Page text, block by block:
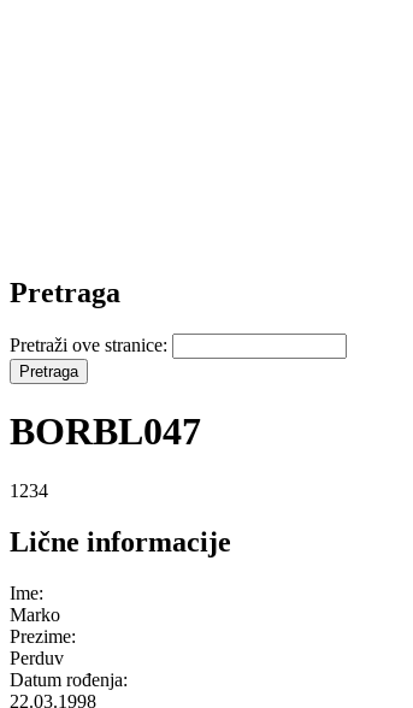
Pretraga
Pretraži ove stranice:
BORBL047
1234
Lične informacije
Ime:
Marko
Prezime:
Perduv
Datum rođenja:
22.03.1998